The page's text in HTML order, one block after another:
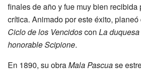
finales de año y fue muy bien
crítica. Animado por este éxito,
Ciclo de los Vencidoscon La
honorable Scipione.
En 1890, su obraMala Pascuase